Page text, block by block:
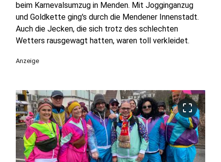
beim Karnevalsumzug in Menden. Mit Jogginganzug
und Goldkette ging's durch die Mendener Innenstadt.
Auch die Jecken, die sich trotz des schlechten
Wetters rausgewagt hatten, waren toll verkleidet.
Anzeige
crop_free